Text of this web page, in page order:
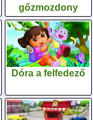
gőzmozdony
Dóra a felfedező